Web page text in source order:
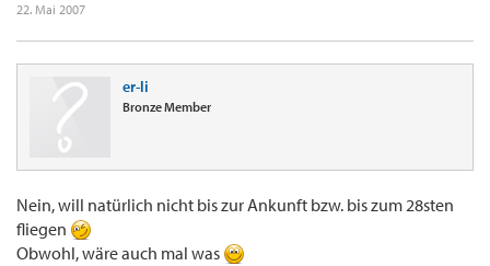
22. Mai 2007
er-li
Bronze Member
Nein, will natürlich nicht bis zur Ankunft bzw. bis zum 28sten
fliegen
Obwohl, wäre auch mal was